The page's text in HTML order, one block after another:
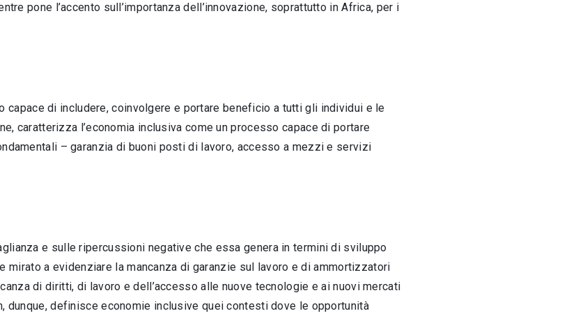
pone l’accento sull’importanza dell’innovazione, soprattutto in Africa, per i
capace di includere, coinvolgere e portare beneficio a tutti gli individui e le
caratterizza l’economia inclusiva come un processo capace di portare
– garanzia di buoni posti di lavoro, accesso a mezzi e servizi
e sulle ripercussioni negative che essa genera in termini di sviluppo
mirato a evidenziare la mancanza di garanzie sul lavoro e di ammortizzatori
di diritti, di lavoro e dell’accesso alle nuove tecnologie e ai nuovi mercati
dunque, definisce economie inclusive quei contesti dove le opportunità